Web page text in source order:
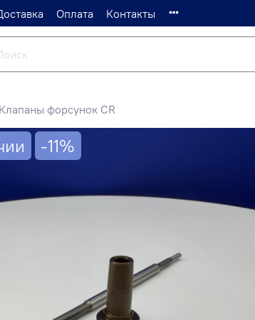
Оплата Контакты
Клапаны форсунок CR
-11%